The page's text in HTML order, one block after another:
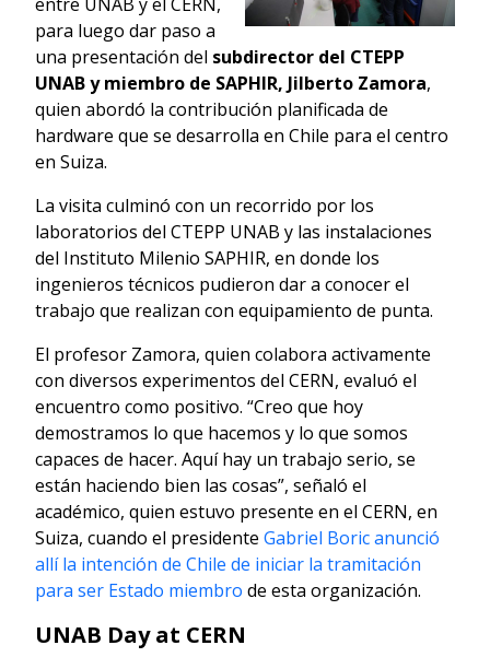
para luego dar paso a
una presentación del subdirector del CTEPP
UNAB y miembro de SAPHIR, Jilberto Zamora,
quien abordó la contribución planificada de
hardware que se desarrolla en Chile para el centro
en Suiza.
La visita culminó con un recorrido por los
laboratorios del CTEPP UNAB y las instalaciones
del Instituto Milenio SAPHIR, en donde los
ingenieros técnicos pudieron dar a conocer el
trabajo que realizan con equipamiento de punta.
El profesor Zamora, quien colabora activamente
con diversos experimentos del CERN, evaluó el
encuentro como positivo. “Creo que hoy
demostramos lo que hacemos y lo que somos
capaces de hacer. Aquí hay un trabajo serio, se
están haciendo bien las cosas”, señaló el
académico, quien estuvo presente en el CERN, en
Suiza, cuando el presidente Gabriel Boric anunció
allí la intención de Chile de iniciar la tramitación
para ser Estado miembro de esta organización.
UNAB Day at CERN